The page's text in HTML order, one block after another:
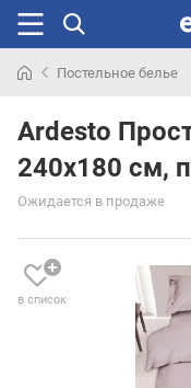
раньше
Постельное белье
Ardesto
240х180 см,
Ожидается в продаже
в список